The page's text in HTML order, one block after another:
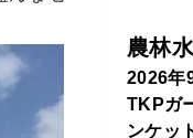
農林
2026年
TKPガ
ンケッ